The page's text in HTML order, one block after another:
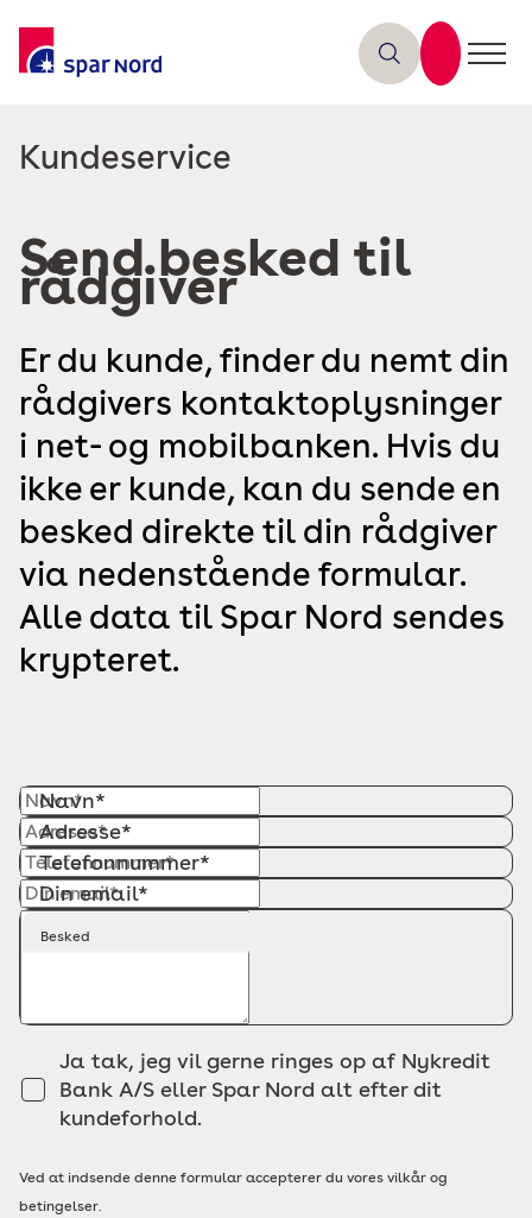
Læs
Kundeservice
Send besked til
rådgiver
Er du kunde, finder du nemt din
rådgivers kontaktoplysninger
i net- og mobilbanken. Hvis du
ikke er kunde, kan du sende en
besked direkte til din rådgiver
via nedenstående formular.
Alle data til Spar Nord sendes
krypteret.
Navn*
Adresse*
Telefonnummer*
Din email*
Besked
Ja tak, jeg vil gerne ringes op af Nykredit
Bank A/S eller Spar Nord alt efter dit
kundeforhold.
Ved at indsende denne formular accepterer du vores vilkår og
betingelser.